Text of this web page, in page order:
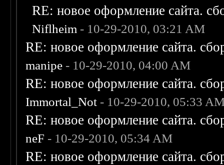
RE: новое оформление сайта.
Niflheim - 10-29-2010, 03:21 AM
RE: новое оформление сайта.
manipe - 10-29-2010, 04:00 AM
RE: новое оформление сайта.
Immortal_Not - 10-29-2010, 05:33
RE: новое оформление сайта.
neF - 10-29-2010, 05:34 AM
RE: новое оформление сайта.